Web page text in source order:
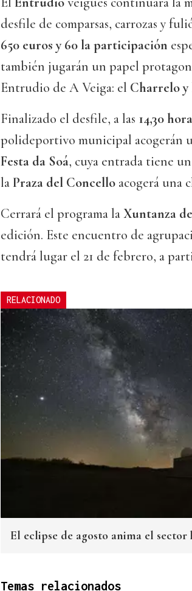
desfile de comparsas, carrozas y
650 euros y 60 la participación
también jugarán un papel
Entrudio de A Veiga: el Charrelo
Finalizado el desfile, a las 14,30
polideportivo municipal acogerán
Festa da Soá, cuya entrada tiene
laPraza del Concello acogerá una
Cerrará el programa laXuntanza
edición. Este encuentro de
tendrá lugar el 21 de febrero, a
RELACIONADO
El eclipse de agosto anima el sector
Temas relacionados